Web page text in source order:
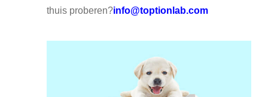
thuis proberen?info@toptionlab.com